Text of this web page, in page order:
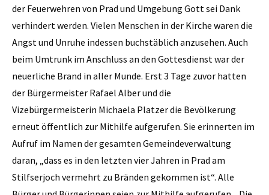
der Feuerwehren von Prad und Umgebung Gott sei Dank
verhindert werden. Vielen Menschen in der Kirche waren die
Angst und Unruhe indessen buchstäblich anzusehen. Auch
beim Umtrunk im Anschluss an den Gottesdienst war der
neuerliche Brand in aller Munde. Erst 3 Tage zuvor hatten
der Bürgermeister Rafael Alber und die
Vizebürgermeisterin Michaela Platzer die Bevölkerung
erneut öffentlich zur Mithilfe aufgerufen. Sie erinnerten im
Aufruf im Namen der gesamten Gemeindeverwaltung
daran, „dass es in den letzten vier Jahren in Prad am
Stilfserjoch vermehrt zu Bränden gekommen ist“. Alle